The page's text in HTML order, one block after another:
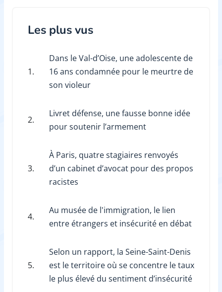
Les plus vus
1.
Dans le Val-d’Oise, une adolescente de
16 ans condamnée pour le meurtre de
son violeur
2.
Livret défense, une fausse bonne idée
pour soutenir l’armement
3.
À Paris, quatre stagiaires renvoyés
d’un cabinet d’avocat pour des propos
racistes
4.
Au musée de l'immigration, le lien
entre étrangers et insécurité en débat
5.
Selon un rapport, la Seine-Saint-Denis
est le territoire où se concentre le taux
le plus élevé du sentiment d’insécurité